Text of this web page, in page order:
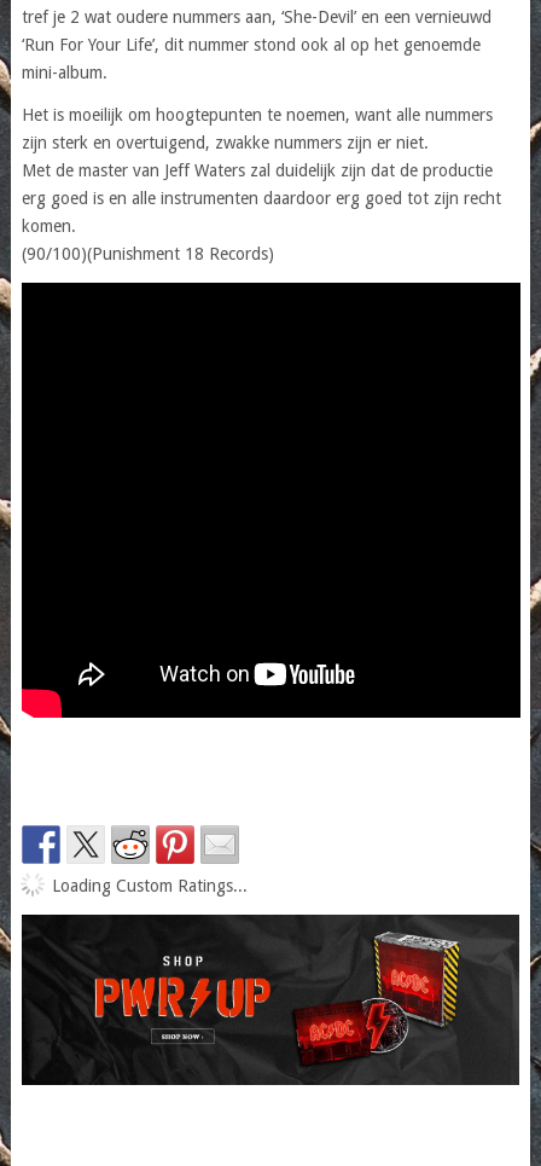
tref je 2 wat oudere nummers aan, ‘She-Devil’ en een vernieuwd
‘Run For Your Life’, dit nummer stond ook al op het genoemde
mini-album.
Het is moeilijk om hoogtepunten te noemen, want alle nummers
zijn sterk en overtuigend, zwakke nummers zijn er niet.
Met de master van Jeff Waters zal duidelijk zijn dat de productie
erg goed is en alle instrumenten daardoor erg goed tot zijn recht
komen.
(90/100)(Punishment 18 Records)
Loading Custom Ratings...